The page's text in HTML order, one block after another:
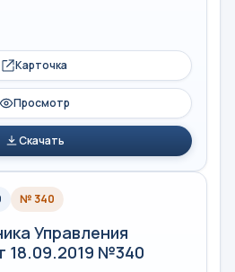
Карточка
Просмотр
Скачать
№ 340
Управления
18.09.2019 №340